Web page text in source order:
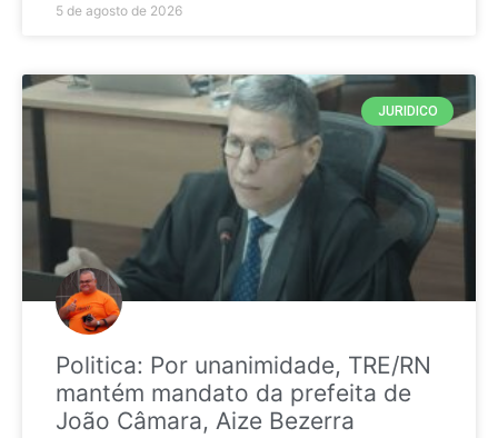
5 de agosto de 2026
JURIDICO
Politica: Por unanimidade, TRE/RN
mantém mandato da prefeita de
João Câmara, Aize Bezerra